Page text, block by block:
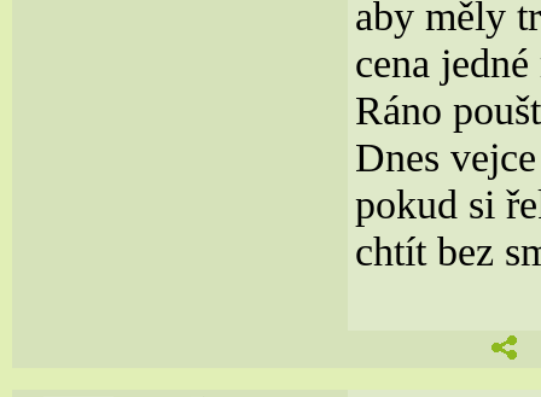
aby měly
cena
Ráno
Dnes
pokud si
chtít bez